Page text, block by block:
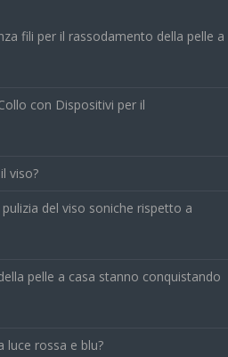
fili per il rassodamento della pelle a
con Dispositivi per il
viso?
del viso soniche rispetto a
pelle a casa stanno conquistando
luce rossa e blu?